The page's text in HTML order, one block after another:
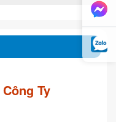
Công Ty